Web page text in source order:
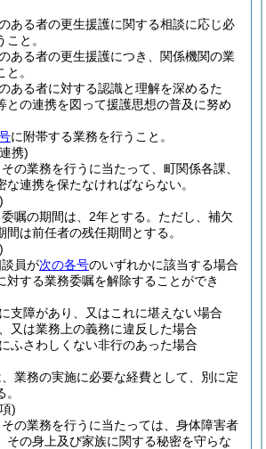
ある者の更生援護に関する相談に応じ必
と。
ある者の更生援護につき、関係機関の業
。
ある者に対する認識と理解を深めるた
との連携を図って援護思想の普及に努め
に附帯する業務を行うこと。
携)
の業務を行うに当たって、町関係各課、
な連携を保たなければならない。
嘱の期間は、2年とする。 ただし、補欠
間は前任者の残任期間とする。
員が次の各号のいずれかに該当する場合
対する業務委嘱を解除することができ
支障があり、又はこれに堪えない場合
又は業務上の義務に違反した場合
ふさわしくない非行のあった場合
業務の実施に必要な経費として、別に定
)
の業務を行うに当たっては、身体障害者
その身上及び家族に関する秘密を守らな